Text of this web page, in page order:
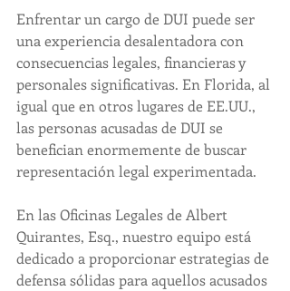
Enfrentar un cargo de DUI puede ser
una experiencia desalentadora con
consecuencias legales, financieras y
personales significativas. En Florida, al
igual que en otros lugares de EE.UU.,
las personas acusadas de DUI se
benefician enormemente de buscar
representación legal experimentada.
En las Oficinas Legales de Albert
Quirantes, Esq., nuestro equipo está
dedicado a proporcionar estrategias de
defensa sólidas para aquellos acusados